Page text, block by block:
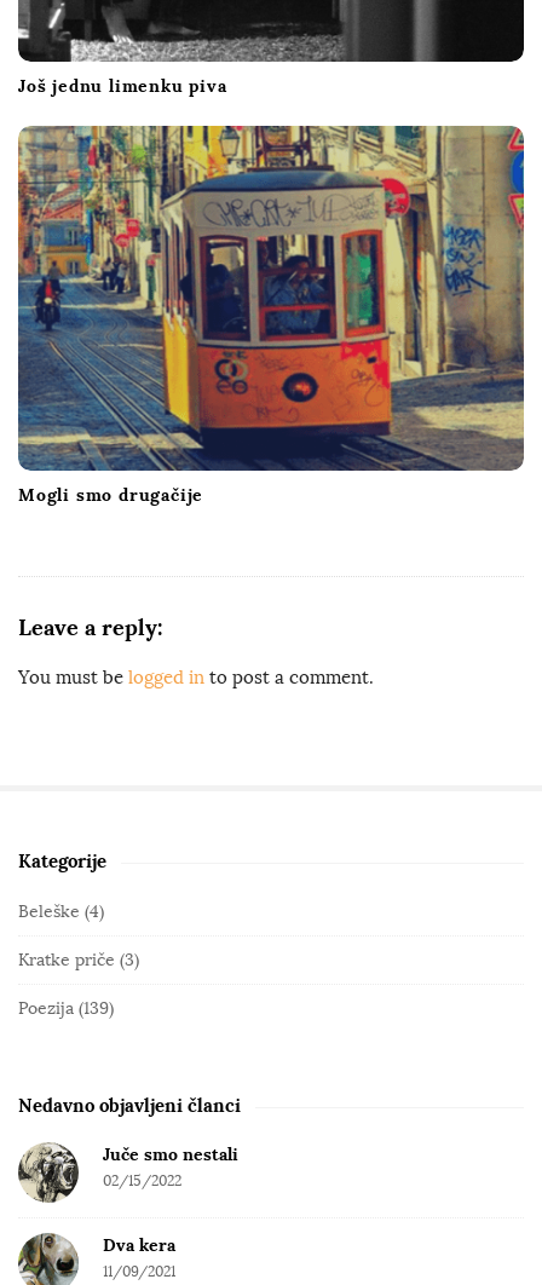
Još jednu limenku piva
Mogli smo drugačije
Leave a reply:
You must be logged in to post a comment.
S
i
e
S
e
a
r
Kategorije
Beleške (4)
Kratke priče (3)
Poezija (139)
Nedavno objavljeni članci
Juče smo nestali
02/15/2022
Dva kera
11/09/2021